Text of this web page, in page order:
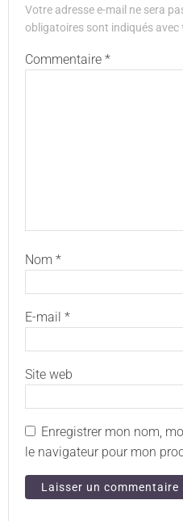
Votre adresse e-mail ne sera
obligatoires sont indiqués avec
Commentaire *
Nom *
E-mail *
Site web
Enregistrer mon nom,
le navigateur pour mon